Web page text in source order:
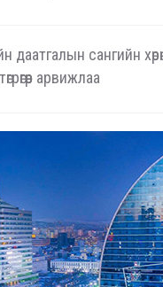
даатгалын сангийн
арвижлаа
компанийн
хязгаарлалтгүй
хангана
үйлдвэр”-
түншлэлээр